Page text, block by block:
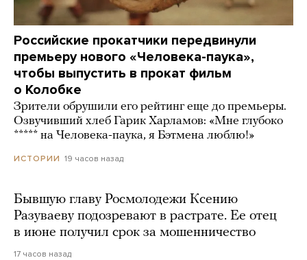
Российские прокатчики передвинули
премьеру нового «Человека-паука»,
чтобы выпустить в прокат фильм
о Колобке
Зрители обрушили его рейтинг еще до премьеры.
Озвучивший хлеб Гарик Харламов: «Мне глубоко
***** на Человека-паука, я Бэтмена люблю!»
ИСТОРИИ 19 часов назад
Бывшую главу Росмолодежи Ксению
Разуваеву подозревают в растрате. Ее отец
в июне получил срок за мошенничество
17 часов назад